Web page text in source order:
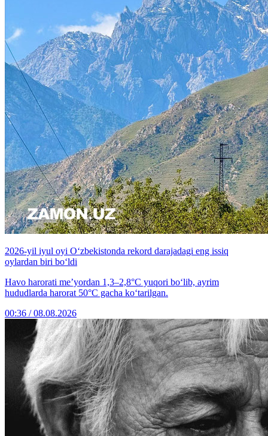
2026-yil iyul oyi O‘zbekistonda rekord darajadagi eng issiq
oylardan biri bo‘ldi
Havo harorati me’yordan 1,3–2,8°C yuqori bo‘lib, ayrim
hududlarda harorat 50°C gacha ko‘tarilgan.
00:36 / 08.08.2026